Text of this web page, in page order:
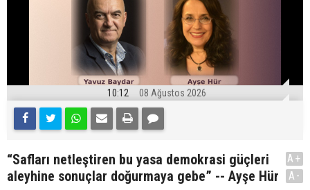
10:12 08 Ağustos 2026
“Safları netleştiren bu yasa demokrasi güçleri
aleyhine sonuçlar doğurmaya gebe” -- Ayşe Hür
A+
A-